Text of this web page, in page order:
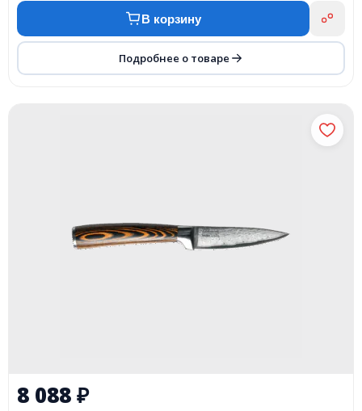
В корзину
Подробнее о товаре
8 088₽